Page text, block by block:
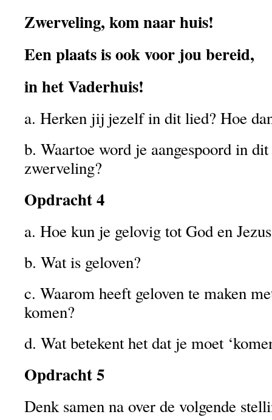
Zwerveling, kom naar huis!
Een plaats is ook voor jou bereid,
in het Vaderhuis!
a. Herken jij jezelf in dit lied? Hoe
b. Waartoe word je aangespoord in
zwerveling?
Opdracht 4
a. Hoe kun je gelovig tot God en
b. Wat is geloven?
c. Waarom heeft geloven te maken
komen?
d. Wat betekent het dat je moet
Opdracht 5
Denk samen na over de volgende